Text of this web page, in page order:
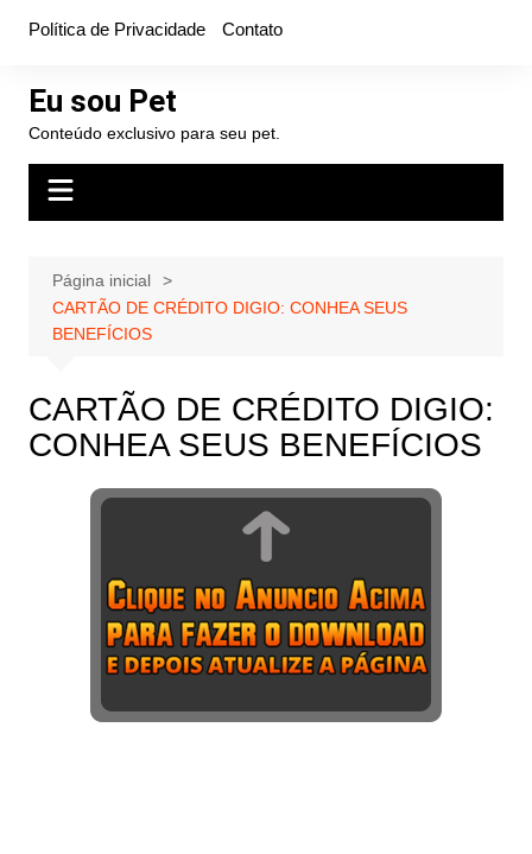
conteúdo
Política de Privacidade Contato
Eu sou Pet
Conteúdo exclusivo para seu pet.
Página inicial
CARTÃO DE CRÉDITO DIGIO: CONHEA SEUS
BENEFÍCIOS
CARTÃO DE CRÉDITO DIGIO:
CONHEA SEUS BENEFÍCIOS